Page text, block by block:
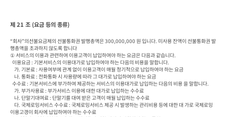
제 21 조 (요금 등의 종류)
“회사”의선불요금제의 선불통화권 발행총액은 300,000,000 원 입니다. 미사용 잔액이 선불통화권 발
행총액을 초과하지 않도록 합니다
① 서비스의 이용과 관련하여 이용고객이 납입하여야 하는 요금은 다음과 같습니다.
이용고갱이 회사에 납입하여야 하는 수수료